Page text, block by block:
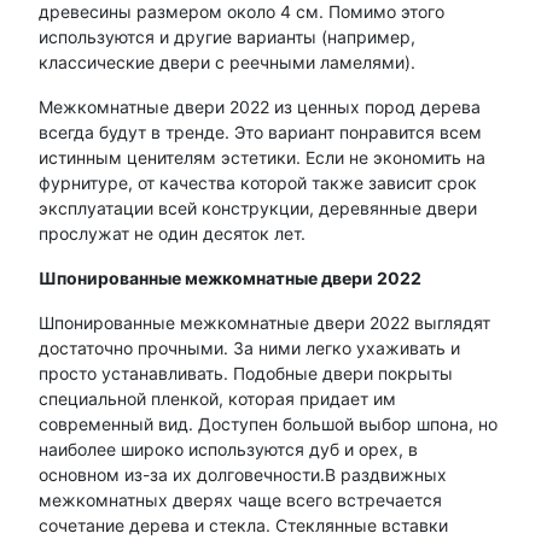
древесины размером около 4 см. Помимо этого
используются и другие варианты (например,
классические двери с реечными ламелями).
Межкомнатные двери 2022 из ценных пород дерева
всегда будут в тренде. Это вариант понравится всем
истинным ценителям эстетики. Если не экономить на
фурнитуре, от качества которой также зависит срок
эксплуатации всей конструкции, деревянные двери
прослужат не один десяток лет.
Шпонированные межкомнатные двери 2022
Шпонированные межкомнатные двери 2022 выглядят
достаточно прочными. За ними легко ухаживать и
просто устанавливать. Подобные двери покрыты
специальной пленкой, которая придает им
современный вид. Доступен большой выбор шпона, но
наиболее широко используются дуб и орех, в
основном из-за их долговечности.В раздвижных
межкомнатных дверях чаще всего встречается
сочетание дерева и стекла. Стеклянные вставки